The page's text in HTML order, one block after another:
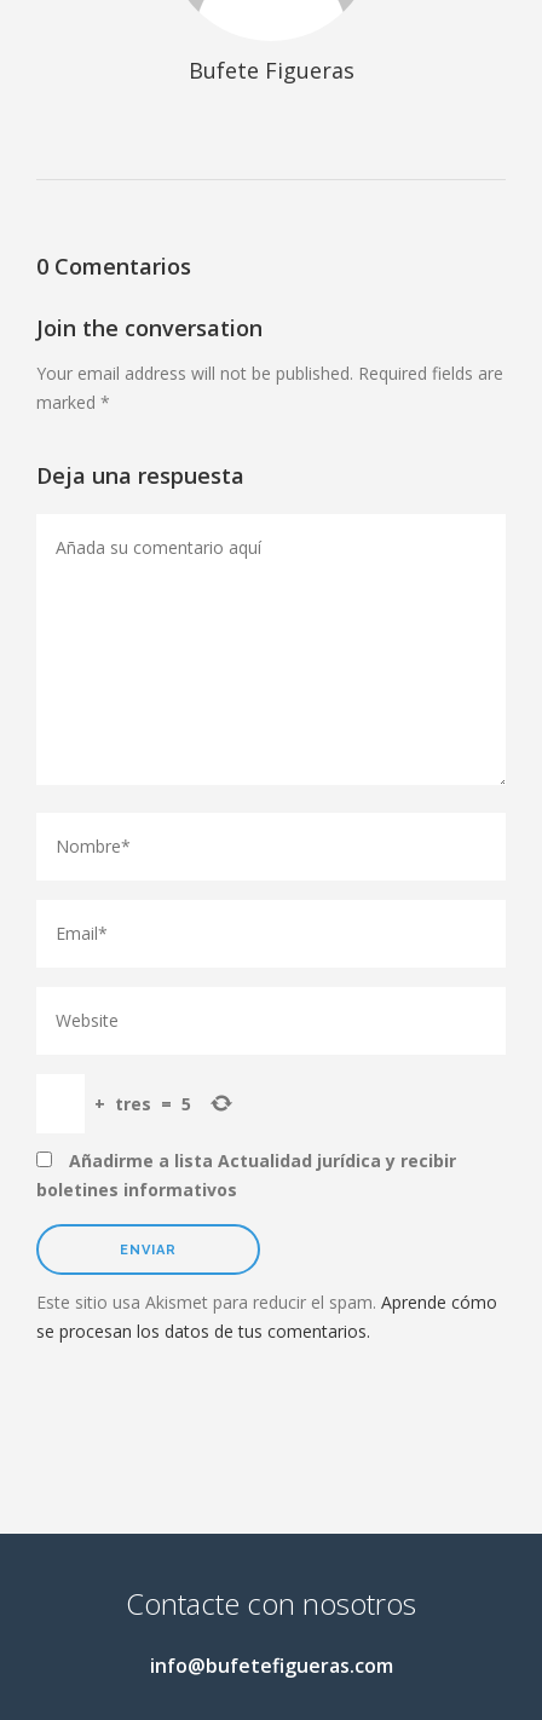
Bufete Figueras
0 Comentarios
Join the conversation
Your email address will not be published. Required fields are
marked *
Deja una respuesta
+ tres = 5
Añadirme a lista Actualidad jurídica y recibir
boletines informativos
Este sitio usa Akismet para reducir el spam. Aprende cómo
se procesan los datos de tus comentarios.
Contacte con nosotros
info@bufetefigueras.com